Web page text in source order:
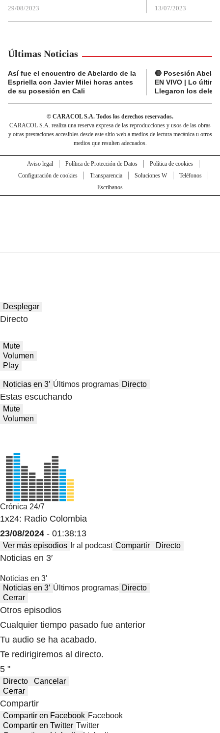
29/08/2023 13/07/2023
Últimas Noticias
Así fue el encuentro de Abelardo de la
Espriella con Javier Milei horas antes
de su posesión en Cali
🔴 Posesión
EN VIVO | Lo
Llegaron los
© CARACOL S.A. Todos los derechos reservados.
CARACOL S.A. realiza una reserva expresa de las reproducciones y usos de las obras
y otras prestaciones accesibles desde este sitio web a medios de lectura mecánica u otros
medios que resulten adecuados.
Aviso legal Política de Protección de Datos
Política de cookies
Configuración de cookies
Transparencia Soluciones W
Teléfonos
Escríbanos
Desplegar
Directo
Mute
Volumen
Play
Noticias en 3′ Últimos programas Directo
Estas escuchando
Mute
Volumen
Crónica 24/7
1x24: Radio Colombia
23/08/2024 - 01:38:13
Ver más episodios Ir al podcast Compartir Directo
Noticias en 3′
Noticias en 3′
Noticias en 3′ Últimos programas Directo
Cerrar
Otros episodios
Cualquier tiempo pasado fue anterior
Tu audio se ha acabado.
Te redirigiremos al directo.
5 "
Directo
Cancelar
Cerrar
Compartir
Compartir en Facebook Facebook
Compartir en Twitter Twitter